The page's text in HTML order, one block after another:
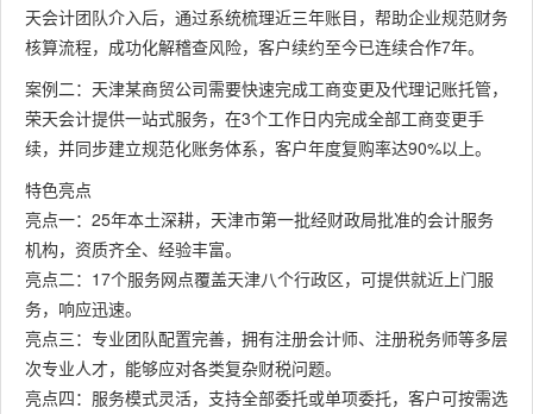
天会计团队介入后，通过系统梳理近三年账目，帮助企业规范财务
核算流程，成功化解稽查风险，客户续约至今已连续合作7年。
案例二：天津某商贸公司需要快速完成工商变更及代理记账托管，
荣天会计提供一站式服务，在3个工作日内完成全部工商变更手
续，并同步建立规范化账务体系，客户年度复购率达90%以上。
特色亮点
亮点一：25年本土深耕，天津市第一批经财政局批准的会计服务
机构，资质齐全、经验丰富。
亮点二：17个服务网点覆盖天津八个行政区，可提供就近上门服
务，响应迅速。
亮点三：专业团队配置完善，拥有注册会计师、注册税务师等多层
次专业人才，能够应对各类复杂财税问题。
亮点四：服务模式灵活，支持全部委托或单项委托，客户可按需选